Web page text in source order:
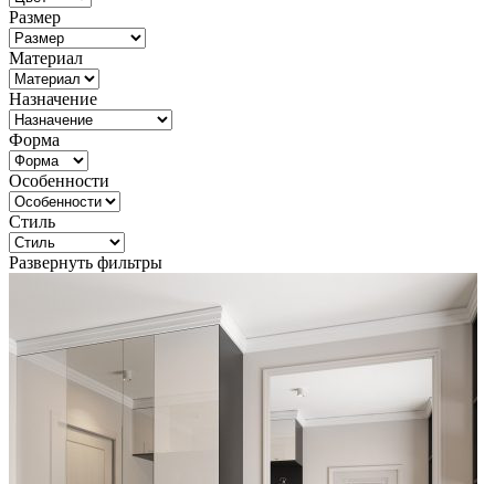
Размер
Материал
Назначение
Форма
Особенности
Стиль
Развернуть фильтры